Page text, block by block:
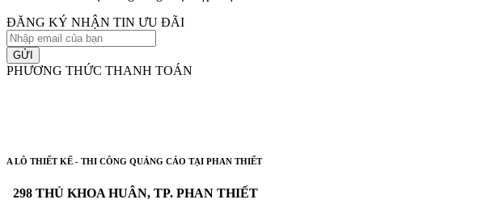
ĐĂNG KÝ NHẬN TIN ƯU ĐÃI
GỬI
PHƯƠNG THỨC THANH TOÁN
A LÔ THIẾT KẾ - THI CÔNG QUẢNG CÁO TẠI PHAN THIẾT
298 THỦ KHOA HUÂN, TP. PHAN THIẾT